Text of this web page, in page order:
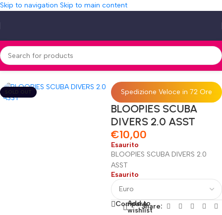
Skip to navigation Skip to main content
Home»Shop»BLOOPIES SCUBA DIVERS 2.0 ASST
SOLD OUT Spedizione Veloce in 72 Ore
BLOOPIES SCUBA
DIVERS 2.0 ASST
€10,00
Esaurito
BLOOPIES SCUBA DIVERS 2.0
ASST
Esaurito
Compare
Add to
wishlistShare: